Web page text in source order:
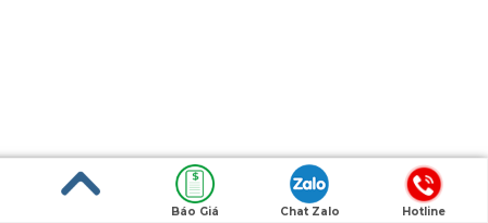
Hotline
Chat Zalo
Báo Giá